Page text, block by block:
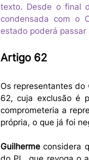
texto. Desde o final
condensada com o
estado poderá
Artigo 62
Os representantes
62, cuja exclusão é
comprometeria a
própria, o que já foi
Guilherme considera